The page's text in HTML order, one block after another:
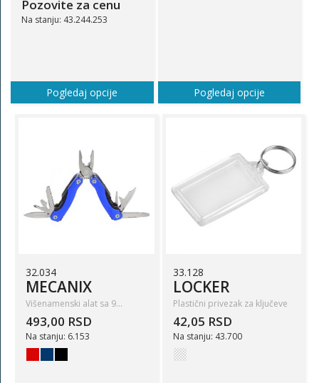
Pozovite za cenu
Na stanju: 43.244.253
Pogledaj opcije Pogledaj opcije
32.034
MECANIX
Višenamenski alat sa 9…
493,00 RSD
Na stanju: 6.153
33.128
LOCKER
Plastični privezak za ključeve
42,05 RSD
Na stanju: 43.700